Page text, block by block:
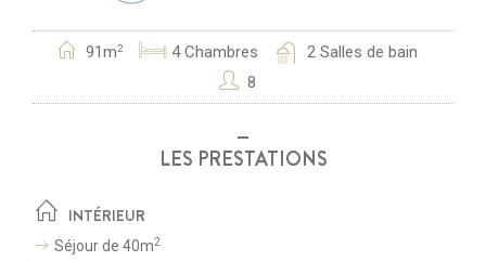
91m2 4 Chambres 2 Salles de bain
8
LES PRESTATIONS
INTÉRIEUR
Séjour de 40m2